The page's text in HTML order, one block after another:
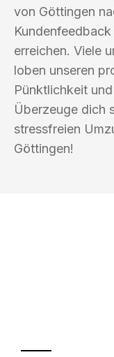
von Göttingen
erreichen. Viele
loben unseren
Pünktlichkeit
Überzeuge dich
stressfreien
Göttingen!